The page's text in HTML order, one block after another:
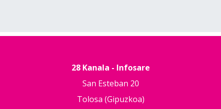
28 Kanala - Infosare
San Esteban 20
Tolosa (Gipuzkoa)